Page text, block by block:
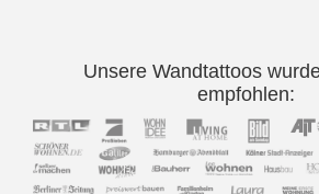
Unsere Wandtattoos
empfohlen: